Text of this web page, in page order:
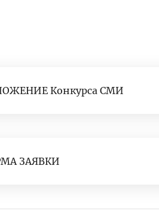
Конкурса СМИ
ЗАЯВКИ